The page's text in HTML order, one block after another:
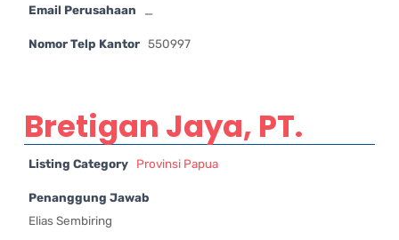
Email Perusahaan
Nomor Telp Kantor 550997
Bretigan Jaya, PT.
Listing Category Provinsi Papua
Penanggung Jawab
Elias Sembiring